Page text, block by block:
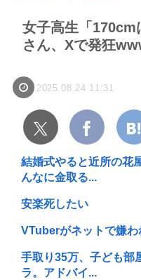
女子高生「
さん、Xで発狂
2025.08.24 11:31
結婚式やると近所の花
んなに金取る...
安楽死したい
VTuberがネットで嫌わ
手取り35万、子ども部
ラ。アドバイ...